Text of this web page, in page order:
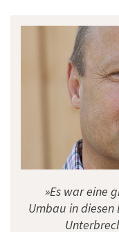
»Es war eine
Umbau in diesen